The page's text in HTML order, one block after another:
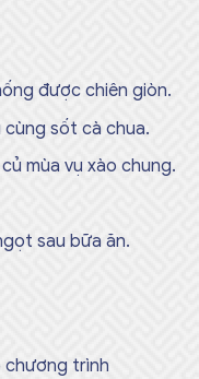
được chiên giòn.
sốt cà chua.
mùa vụ xào chung.
sau bữa ăn.
chương trình